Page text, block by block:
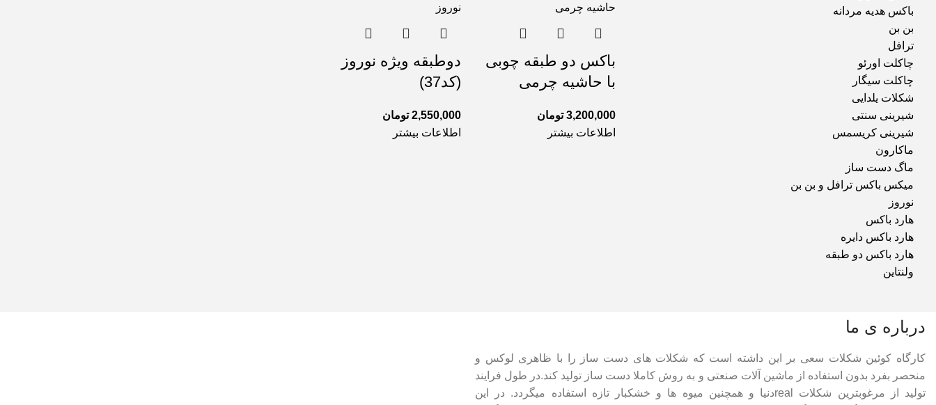
باکس هدیه مردانه
بن بن
ترافل
چاکلت اورئو
چاکلت سیگار
شکلات یلدایی
شیرینی سنتی
شیرینی کریسمس
ماکارون
ماگ دست ساز
میکس باکس ترافل و بن بن
نوروز
هارد باکس
هارد باکس دایره
هارد باکس دو طبقه
ولنتاین
باکس دو طبقه چوبی
با حاشیه چرمی
3,200,000 تومان
اطلاعات بیشتر
دوطبقه ویژه نوروز
(کد37)
2,550,000 تومان
اطلاعات بیشتر
درباره ی ما
کارگاه کوئین شکلات سعی بر این داشته است که شکلات های دست ساز را با ظاهری لوکس و
منحصر بفرد بدون استفاده از ماشین آلات صنعتی و به روش کاملا دست ساز تولید کند.در طول فرایند
تولید از مرغوبترین شکلات realدنیا و همچنین میوه ها و خشکبار تازه استفاده میگردد. در این